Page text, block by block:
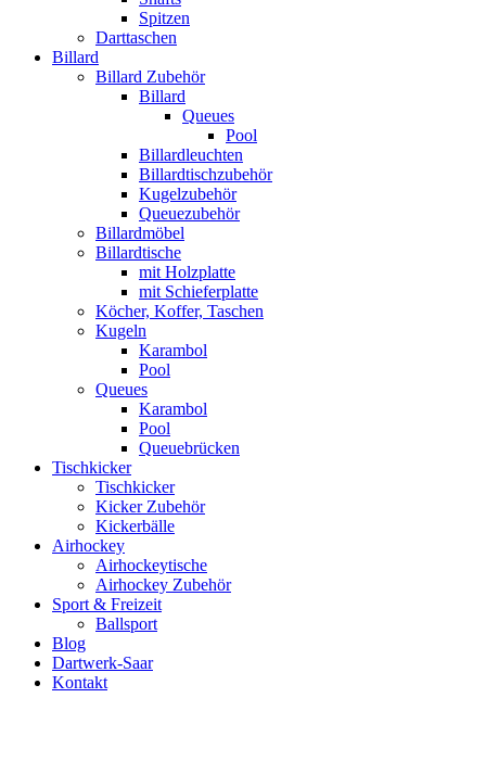
Spitzen
Darttaschen
Billard
Billard Zubehör
Billard
Queues
Pool
Billardleuchten
Billardtischzubehör
Kugelzubehör
Queuezubehör
Billardmöbel
Billardtische
mit Holzplatte
mit Schieferplatte
Köcher, Koffer, Taschen
Kugeln
Karambol
Pool
Queues
Karambol
Pool
Queuebrücken
Tischkicker
Tischkicker
Kicker Zubehör
Kickerbälle
Airhockey
Airhockeytische
Airhockey Zubehör
Sport & Freizeit
Ballsport
Blog
Dartwerk-Saar
Kontakt